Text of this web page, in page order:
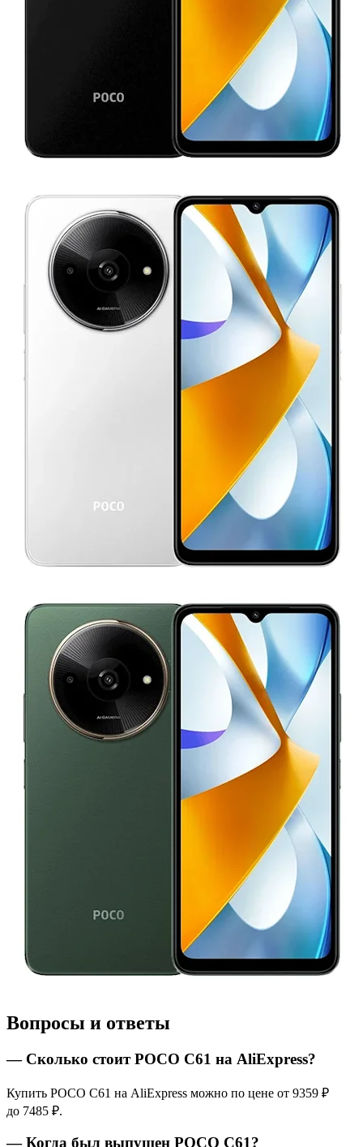
Вопросы и ответы
— Сколько стоит POCO C61 на AliExpress?
Купить POCO C61 на AliExpress можно по цене от 9359 ₽
до 7485 ₽.
— Когда был выпущен POCO C61?